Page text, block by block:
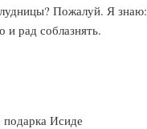
Пожалуй. Я знаю:
и рад соблазнять.
подарка Исиде